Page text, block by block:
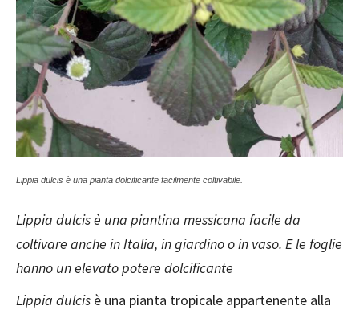
Lippia dulcis è una pianta dolcificante facilmente coltivabile.
Lippia dulcis è una piantina messicana facile da
coltivare anche in Italia, in giardino o in vaso. E le foglie
hanno un elevato potere dolcificante
Lippia dulcis è una pianta tropicale appartenente alla